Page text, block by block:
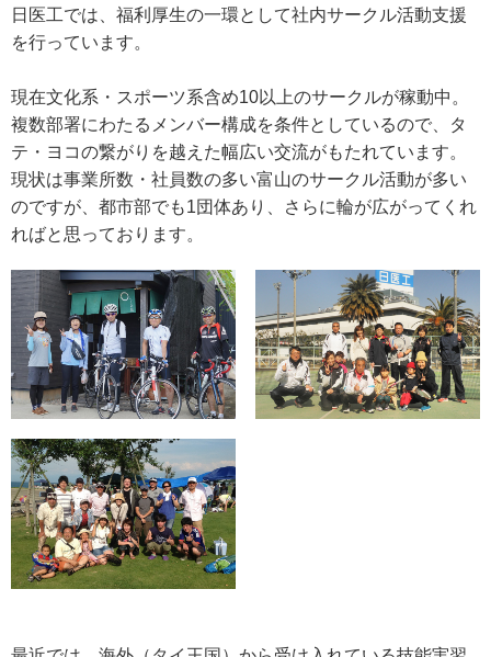
日医工では、福利厚生の一環として社内サークル活動支援
を行っています。
現在文化系・スポーツ系含め10以上のサークルが稼動中。
複数部署にわたるメンバー構成を条件としているので、タ
テ・ヨコの繋がりを越えた幅広い交流がもたれています。
現状は事業所数・社員数の多い富山のサークル活動が多い
のですが、都市部でも1団体あり、さらに輪が広がってくれ
ればと思っております。